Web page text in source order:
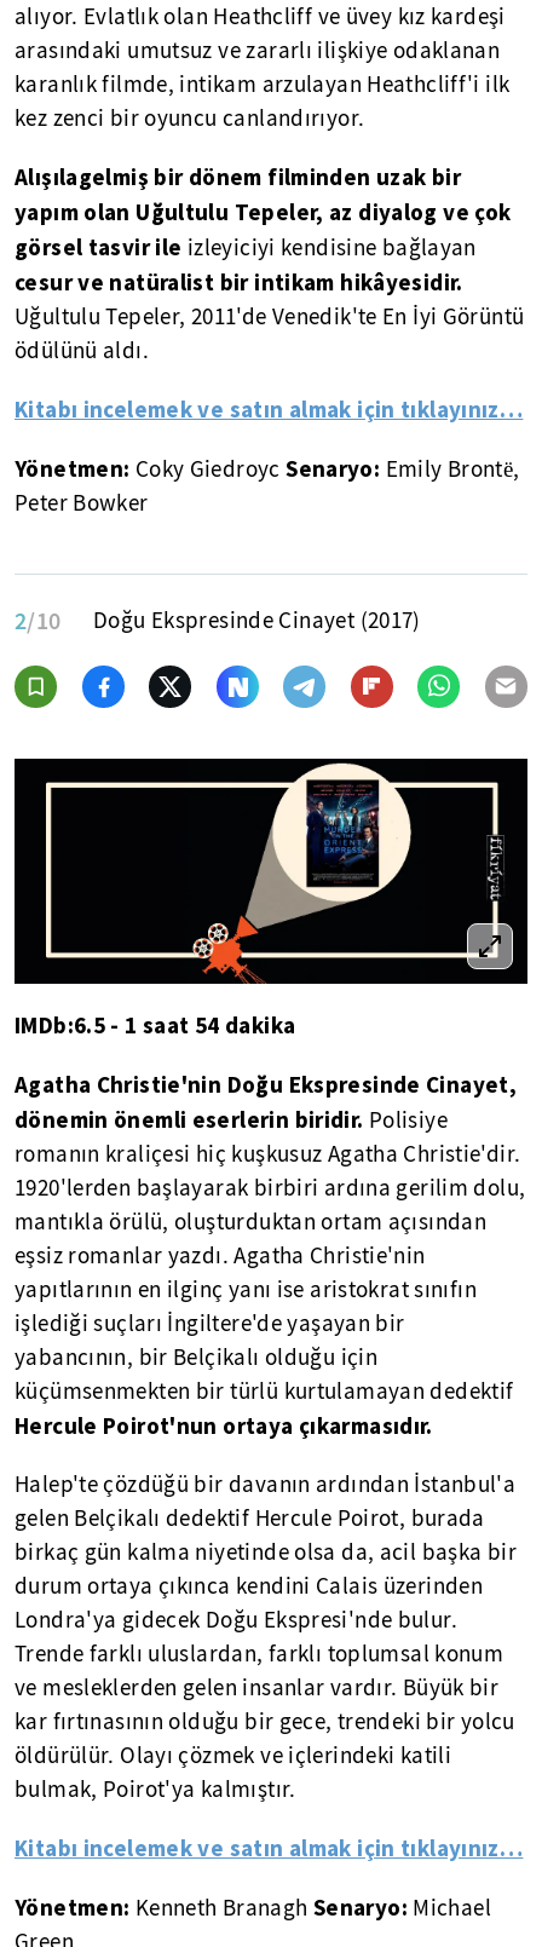
alıyor. Evlatlık olan Heathcliff ve üvey kız kardeşi
arasındaki umutsuz ve zararlı ilişkiye odaklanan
karanlık filmde, intikam arzulayan Heathcliff'i ilk
kez zenci bir oyuncu canlandırıyor.
Alışılagelmiş bir dönem filminden uzak bir
yapım olan Uğultulu Tepeler, az diyalog ve çok
görsel tasvir ile izleyiciyi kendisine bağlayan
cesur ve natüralist bir intikam hikâyesidir.
Uğultulu Tepeler, 2011'de Venedik'te En İyi Görüntü
ödülünü aldı.
Kitabı incelemek ve satın almak için tıklayınız…
Yönetmen: Coky GiedroycSenaryo: Emily Brontë,
Peter Bowker
2/10 Doğu Ekspresinde Cinayet (2017)
IMDb:6.5 - 1 saat 54 dakika
Agatha Christie'nin Doğu Ekspresinde Cinayet,
dönemin önemli eserlerin biridir. Polisiye
romanın kraliçesi hiç kuşkusuz Agatha Christie'dir.
1920'lerden başlayarak birbiri ardına gerilim dolu,
mantıkla örülü, oluşturduktan ortam açısından
eşsiz romanlar yazdı. Agatha Christie'nin
yapıtlarının en ilginç yanı ise aristokrat sınıfın
işlediği suçları İngiltere'de yaşayan bir
yabancının, bir Belçikalı olduğu için
küçümsenmekten bir türlü kurtulamayan dedektif
Hercule Poirot'nun ortaya çıkarmasıdır.
Halep'te çözdüğü bir davanın ardından İstanbul'a
gelen Belçikalı dedektif Hercule Poirot, burada
birkaç gün kalma niyetinde olsa da, acil başka bir
durum ortaya çıkınca kendini Calais üzerinden
Londra'ya gidecek Doğu Ekspresi'nde bulur.
Trende farklı uluslardan, farklı toplumsal konum
ve mesleklerden gelen insanlar vardır. Büyük bir
kar fırtınasının olduğu bir gece, trendeki bir yolcu
öldürülür. Olayı çözmek ve içlerindeki katili
bulmak, Poirot'ya kalmıştır.
Kitabı incelemek ve satın almak için tıklayınız…
Yönetmen: Kenneth Branagh Senaryo: Michael